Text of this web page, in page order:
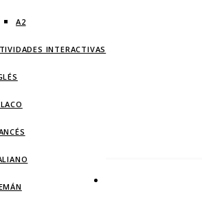
A2
INTERACTIVAS